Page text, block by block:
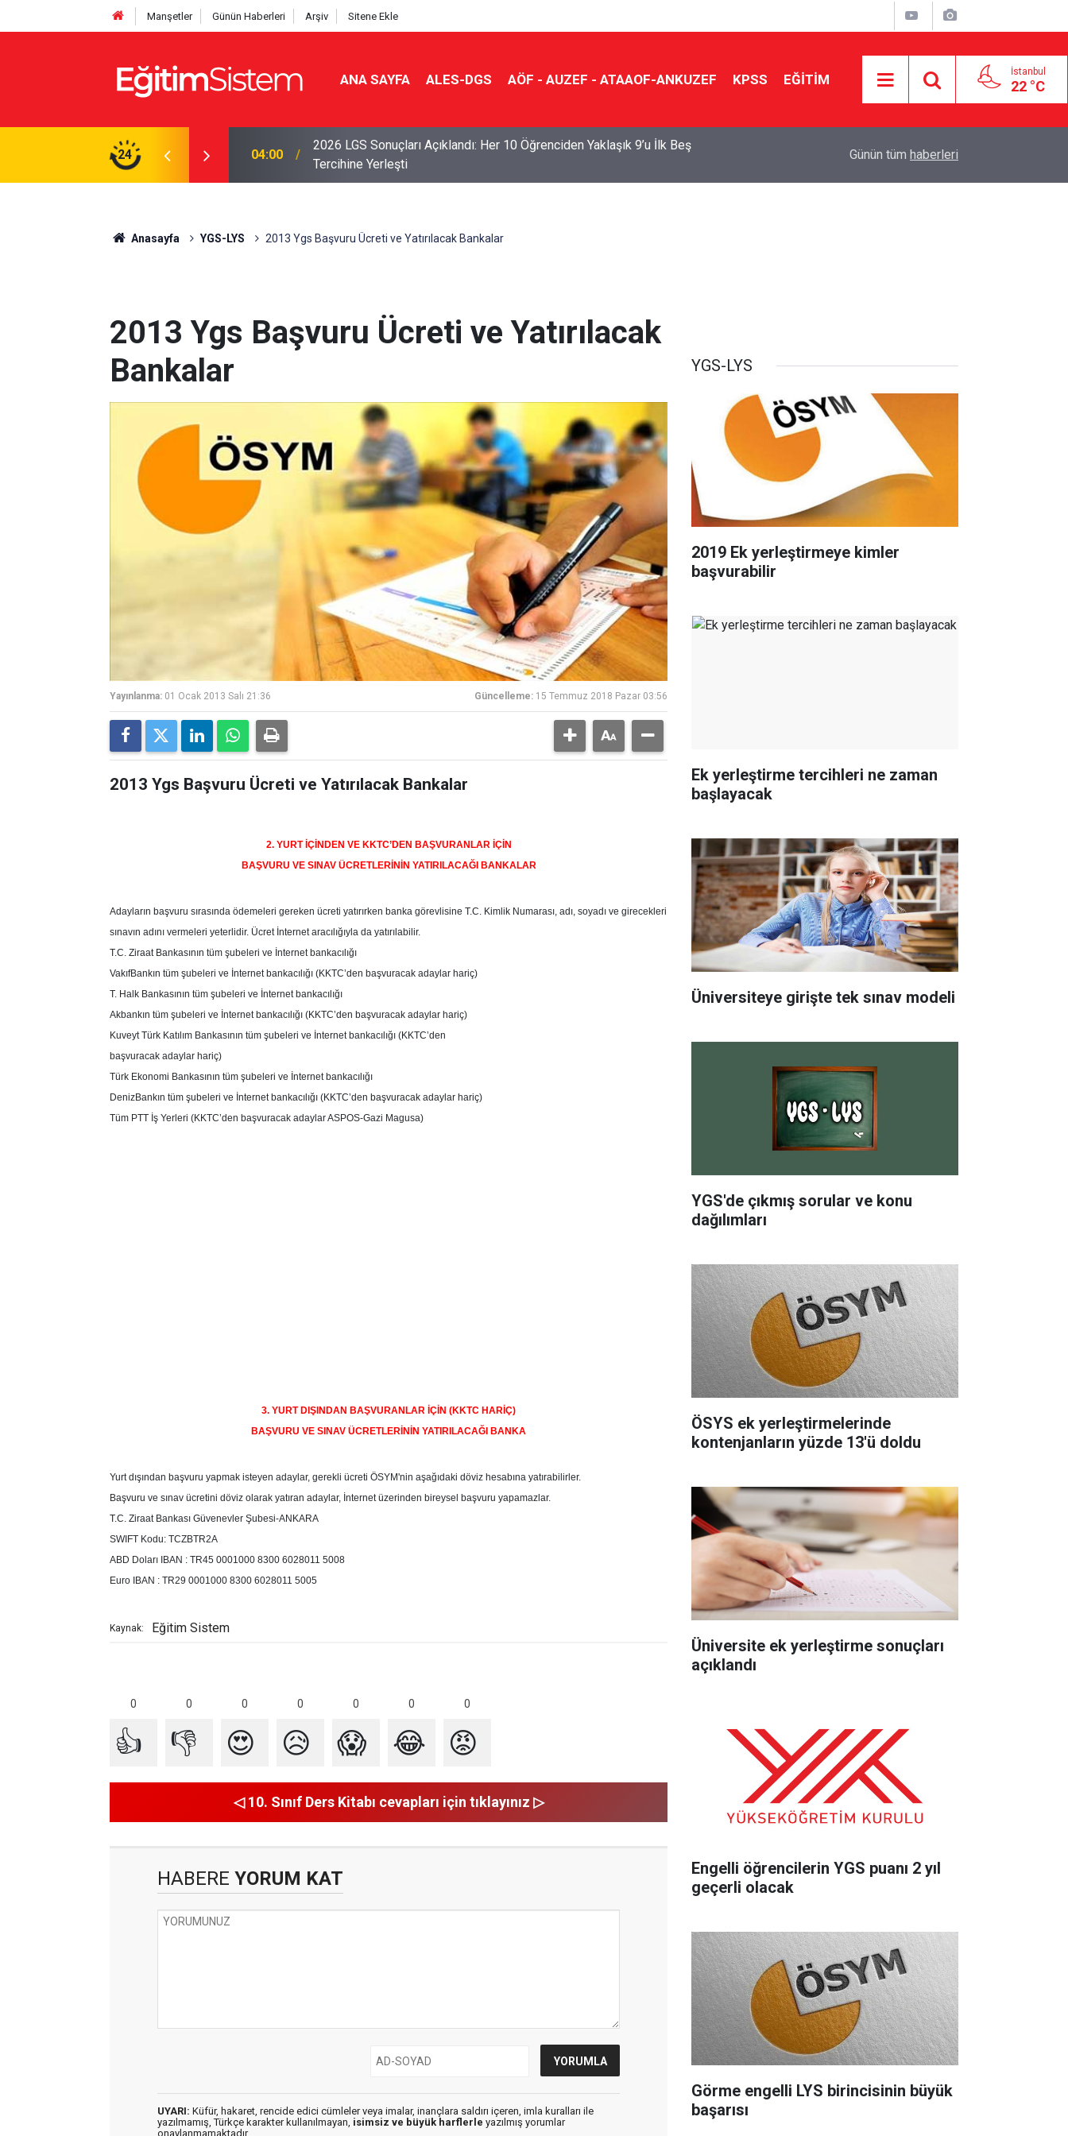
Manşetler Günün Haberleri Arşiv Sitene Ekle
ANA SAYFA ALES-DGS AÖF - AUZEF - ATAAOF-ANKUZEF KPSS EĞİTİM İstanbul
22 °C
24
Sınavla Alan Liseler Yüzde 95,76
04:00
2026 LGS Sonuçları Açıklandı: Her 10 Öğrenciden Yaklaşık 9’u İlk Beş
Tercihine Yerleşti
Yönlendiriyor?
Günün tüm haberleri
Anasayfa YGS-LYS 2013 Ygs Başvuru Ücreti ve Yatırılacak Bankalar
2013 Ygs Başvuru Ücreti ve Yatırılacak
Bankalar
Yayınlanma: 01 Ocak 2013 Salı 21:36 Güncelleme: 15 Temmuz 2018 Pazar 03:56
2013 Ygs Başvuru Ücreti ve Yatırılacak Bankalar
2. YURT İÇİNDEN VE KKTC’DEN BAŞVURANLAR İÇİN
BAŞVURU VE SINAV ÜCRETLERİNİN YATIRILACAĞI BANKALAR
Adayların başvuru sırasında ödemeleri gereken ücreti yatırırken banka görevlisine T.C. Kimlik Numarası, adı, soyadı ve girecekleri
sınavın adını vermeleri yeterlidir. Ücret İnternet aracılığıyla da yatırılabilir.
T.C. Ziraat Bankasının tüm şubeleri ve İnternet bankacılığı
VakıfBankın tüm şubeleri ve İnternet bankacılığı (KKTC’den başvuracak adaylar hariç)
T. Halk Bankasının tüm şubeleri ve İnternet bankacılığı
Akbankın tüm şubeleri ve İnternet bankacılığı (KKTC’den başvuracak adaylar hariç)
Kuveyt Türk Katılım Bankasının tüm şubeleri ve İnternet bankacılığı (KKTC’den
başvuracak adaylar hariç)
Türk Ekonomi Bankasının tüm şubeleri ve İnternet bankacılığı
DenizBankın tüm şubeleri ve İnternet bankacılığı (KKTC’den başvuracak adaylar hariç)
Tüm PTT İş Yerleri (KKTC’den başvuracak adaylar ASPOS-Gazi Magusa)
3. YURT DIŞINDAN BAŞVURANLAR İÇİN (KKTC HARİÇ)
BAŞVURU VE SINAV ÜCRETLERİNİN YATIRILACAĞI BANKA
Yurt dışından başvuru yapmak isteyen adaylar, gerekli ücreti ÖSYM'nin aşağıdaki döviz hesabına yatırabilirler.
Başvuru ve sınav ücretini döviz olarak yatıran adaylar, İnternet üzerinden bireysel başvuru yapamazlar.
T.C. Ziraat Bankası Güvenevler Şubesi-ANKARA
SWIFT Kodu: TCZBTR2A
ABD Doları IBAN : TR45 0001000 8300 6028011 5008
Euro IBAN : TR29 0001000 8300 6028011 5005
Kaynak: Eğitim Sistem
0 0 0 0 0 0 0
👍 👎 😍 😥 😱 😂 😡
◁ 10. Sınıf Ders Kitabı cevapları için tıklayınız ▷
HABERE YORUM KAT
UYARI: Küfür, hakaret, rencide edici cümleler veya imalar, inançlara saldırı içeren, imla kuralları ile
yazılmamış, Türkçe karakter kullanılmayan, isimsiz ve büyük harflerle yazılmış yorumlar
onaylanmamaktadır.
YGS-LYS
2019 Ek yerleştirmeye kimler
başvurabilir
Ek yerleştirme tercihleri ne zaman
başlayacak
Üniversiteye girişte tek sınav modeli
YGS'de çıkmış sorular ve konu
dağılımları
ÖSYS ek yerleştirmelerinde
kontenjanların yüzde 13'ü doldu
Üniversite ek yerleştirme sonuçları
açıklandı
Engelli öğrencilerin YGS puanı 2 yıl
geçerli olacak
Görme engelli LYS birincisinin büyük
başarısı